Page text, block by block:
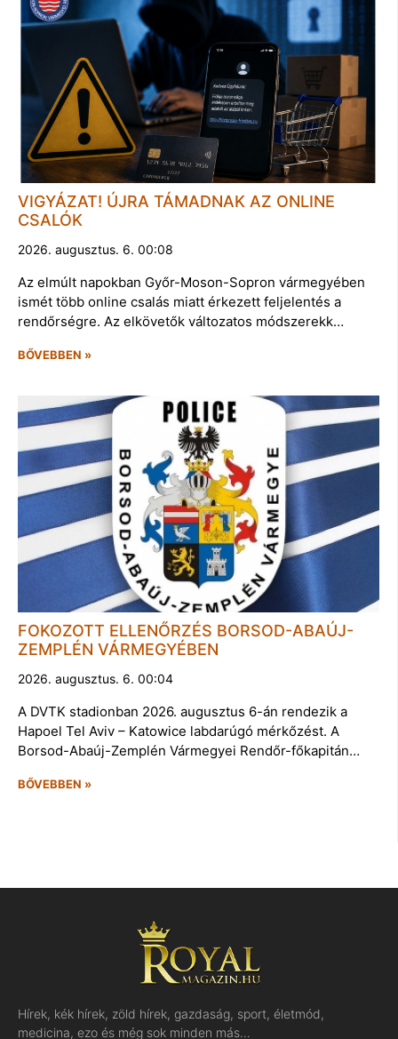
VIGYÁZAT! ÚJRA TÁMADNAK AZ ONLINE
CSALÓK
2026. augusztus. 6. 00:08
Az elmúlt napokban Győr-Moson-Sopron vármegyében
ismét több online csalás miatt érkezett feljelentés a
rendőrségre. Az elkövetők változatos módszerekk…
BŐVEBBEN »
FOKOZOTT ELLENŐRZÉS BORSOD-ABAÚJ-
ZEMPLÉN VÁRMEGYÉBEN
2026. augusztus. 6. 00:04
A DVTK stadionban 2026. augusztus 6-án rendezik a
Hapoel Tel Aviv – Katowice labdarúgó mérkőzést. A
Borsod-Abaúj-Zemplén Vármegyei Rendőr-főkapitán…
BŐVEBBEN »
Hírek, kék hírek, zöld hírek, gazdaság, sport, életmód,
medicina, ezo és még sok minden más…